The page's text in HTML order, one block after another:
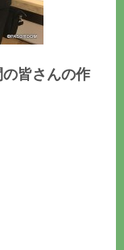
皆さんの作